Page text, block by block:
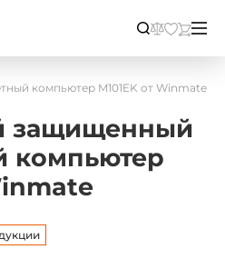
компьютер M101EK от Winmate
защищенный
компьютер